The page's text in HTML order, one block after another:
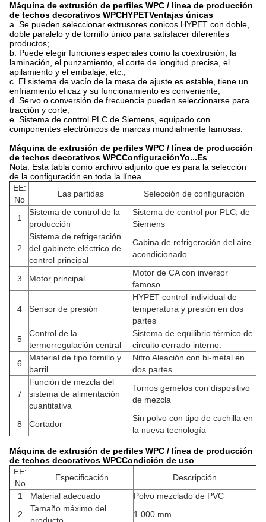
Máquina de extrusión de perfiles WPC / línea de producción
de techos decorativos WPCHYPETVentajas únicas
a. Se pueden seleccionar extrusores conicos HYPET con doble,
doble paralelo y de tornillo único para satisfacer diferentes
productos;
b. Puede elegir funciones especiales como la coextrusión, la
laminación, el punzamiento, el corte de longitud precisa, el
apilamiento y el embalaje, etc.;
c. El sistema de vacío de la mesa de ajuste es estable, tiene un
enfriamiento eficaz y su funcionamiento es conveniente;
d. Servo o conversión de frecuencia pueden seleccionarse para
tracción y corte;
e. Sistema de control PLC de Siemens, equipado con
componentes electrónicos de marcas mundialmente famosas.
Máquina de extrusión de perfiles WPC / línea de producción
de techos decorativos WPCConfiguraciónYo...Es
Nota: Esta tabla como archivo adjunto que es para la selección
de la configuración en toda la línea
EE:
No
Las partidas Selección de configuración
1
Sistema de control de la
producción
Sistema de control por PLC, de
Siemens
2
Sistema de refrigeración
del gabinete eléctrico de
control principal
Cabina de refrigeración del aire
acondicionado
3 Motor principal
Motor de CA con inversor
famoso
4 Sensor de presión
HYPET control individual de
temperatura y presión en dos
partes
5
Control de la
termorregulación central
Sistema de equilibrio térmico de
circuito cerrado interno.
6
Material de tipo tornillo y
barril
Nitro Aleación con bi-metal en
dos partes
7
Función de mezcla del
sistema de alimentación
cuantitativa
Tornos gemelos con dispositivo
de mezcla
8 Cortador
Sin polvo con tipo de cuchilla en
la nueva tecnología
Máquina de extrusión de perfiles WPC / línea de producción
de techos decorativos WPCCondición de uso
EE:
No
Especificación
Descripción
1
Material adecuado
Polvo mezclado de PVC
2
Tamaño máximo del
1 000 mm